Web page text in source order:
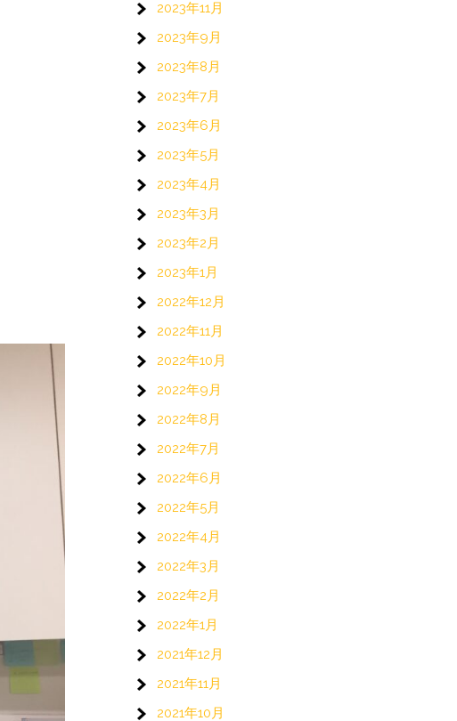
2023年11月
2023年9月
2023年8月
2023年7月
2023年6月
2023年5月
2023年4月
2023年3月
2023年2月
2023年1月
2022年12月
2022年11月
2022年10月
2022年9月
2022年8月
2022年7月
2022年6月
2022年5月
2022年4月
2022年3月
2022年2月
2022年1月
2021年12月
2021年11月
2021年10月